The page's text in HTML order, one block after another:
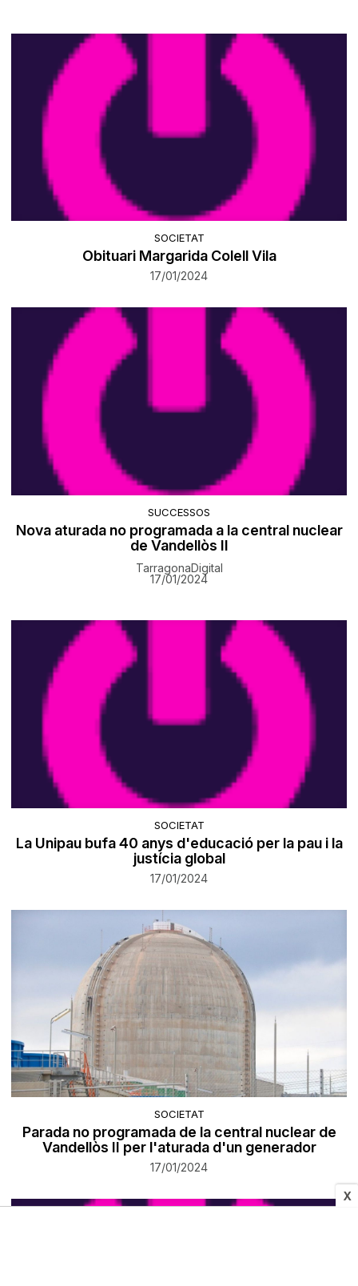
X
SOCIETAT
Obituari Margarida Colell Vila
17/01/2024
SUCCESSOS
Nova aturada no programada a la central nuclear
de Vandellòs II
TarragonaDigital
17/01/2024
SOCIETAT
La Unipau bufa 40 anys d'educació per la pau i la
justícia global
17/01/2024
SOCIETAT
Parada no programada de la central nuclear de
Vandellòs II per l'aturada d'un generador
17/01/2024